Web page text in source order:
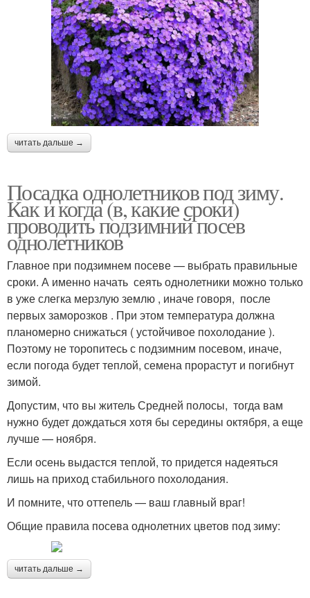
читать дальше →
Посадка однолетников под зиму.
Как и когда (в, какие сроки)
проводить подзимний посев
однолетников
Главное при подзимнем посеве — выбрать правильные
сроки. А именно начать сеять однолетники можно только
в уже слегка мерзлую землю , иначе говоря, после
первых заморозков . При этом температура должна
планомерно снижаться ( устойчивое похолодание ).
Поэтому не торопитесь с подзимним посевом, иначе,
если погода будет теплой, семена прорастут и погибнут
зимой.
Допустим, что вы житель Средней полосы, тогда вам
нужно будет дождаться хотя бы середины октября, а еще
лучше — ноября.
Если осень выдастся теплой, то придется надеяться
лишь на приход стабильного похолодания.
И помните, что оттепель — ваш главный враг!
Общие правила посева однолетних цветов под зиму:
читать дальше →